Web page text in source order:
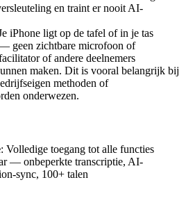
en traint er nooit AI-
iPhone ligt op de tafel of in je tas
geen zichtbare microfoon of
of andere deelnemers
maken. Dit is vooral belangrijk bij
methoden of
onderwezen.
: Volledige toegang tot alle functies
— onbeperkte transcriptie, AI-
sync, 100+ talen